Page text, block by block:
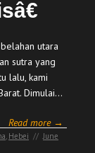
utara
sutra yang
lalu, kami
Dimulai…
Read more →
Hebei // June